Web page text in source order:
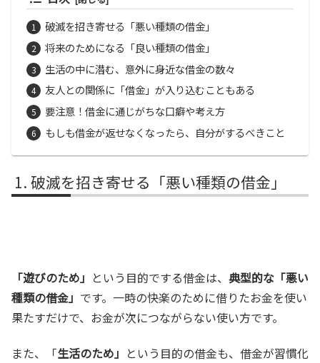
破滅を招き寄せる「悪い種類の借金」
将来のためになる「良い種類の借金」
生活の中に潜む、意外に身近な借金の数々
友人との関係に「借金」が入り込むこともある
要注意！借金に通じがちな口癖や考え方
もしも借金が返せなくなったら、自分がするべきこと
破滅を招き寄せる「悪い種類の借金」
「遊びのため」 という目的でする借金は、 典型的な「悪い
種類の借金」 です。一時の快楽のために借りたお金を使い
果たすだけで、お金が次につながらない使い方です。
また、「生活のため」 という目的の借金も、借金が習慣化